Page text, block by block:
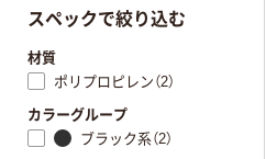
スペックで絞り込む
材質
ポリプロピレン（2）
カラーグループ
ブラック系（2）